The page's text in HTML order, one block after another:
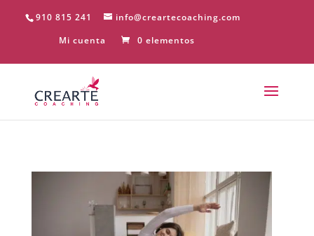
910 815 241
info@creartecoaching.com
Mi cuenta
0 elementos